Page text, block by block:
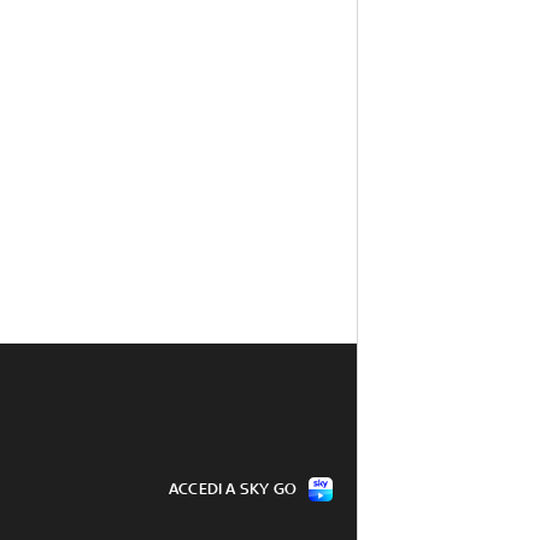
ACCEDI A SKY GO